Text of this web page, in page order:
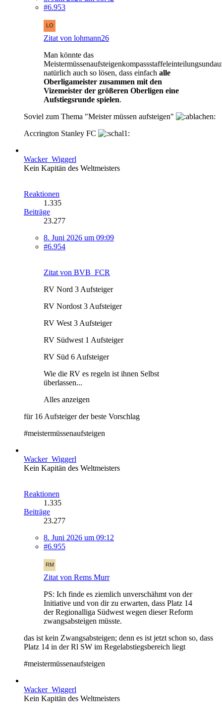
#6.953
Zitat von lohmann26
Man könnte das
natürlich auch so lösen, dass einfach alle
Oberligameister zusammen mit den
Vizemeister der größeren Oberligen eine
Aufstiegsrunde spielen.
Soviel zum Thema "Meister müssen aufsteigen"
Accrington Stanley FC
Wacker_Wiggerl
Kein Kapitän des Weltmeisters
Reaktionen
1.335
Beiträge
23.277
8. Juni 2026 um 09:09
#6.954
Zitat von BVB_FCR
RV Nord 3 Aufsteiger
RV Nordost 3 Aufsteiger
RV West 3 Aufsteiger
RV Südwest 1 Aufsteiger
RV Süd 6 Aufsteiger
Wie die RV es regeln ist ihnen Selbst
überlassen...
Alles anzeigen
für 16 Aufsteiger der beste Vorschlag
#meistermüssenaufsteigen
Wacker_Wiggerl
Kein Kapitän des Weltmeisters
Reaktionen
1.335
Beiträge
23.277
8. Juni 2026 um 09:12
#6.955
Zitat von Rems Murr
PS: Ich finde es ziemlich unverschähmt von der
Initiative und von dir zu erwarten, dass Platz 14
der Regionalliga Südwest wegen dieser Reform
zwangsabsteigen müsste.
das ist kein Zwangsabsteigen; denn es ist jetzt schon so, dass
Platz 14 in der Rl SW im Regelabstiegsbereich liegt
#meistermüssenaufsteigen
Wacker_Wiggerl
Kein Kapitän des Weltmeisters